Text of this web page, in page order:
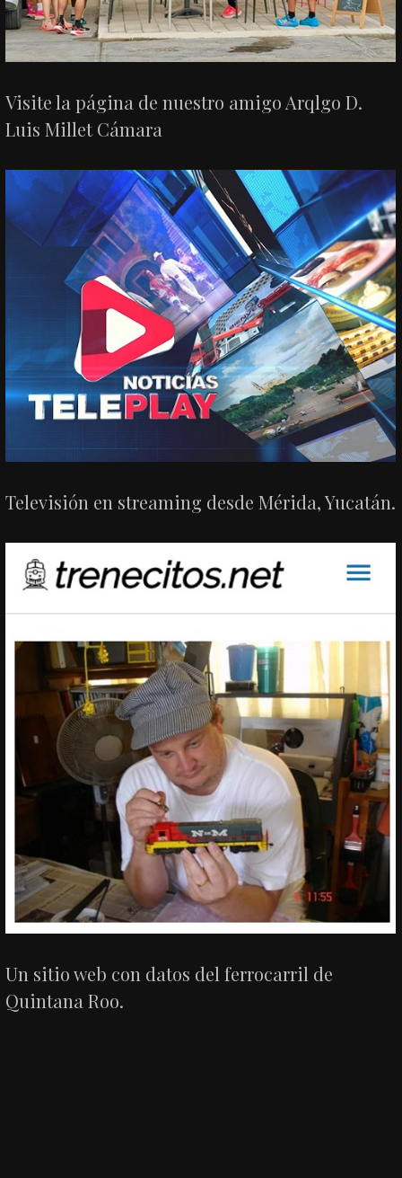
Visite la página de nuestro amigo Arqlgo D.
Luis Millet Cámara
Televisión en streaming desde Mérida, Yucatán.
Un sitio web con datos del ferrocarril de
Quintana Roo.